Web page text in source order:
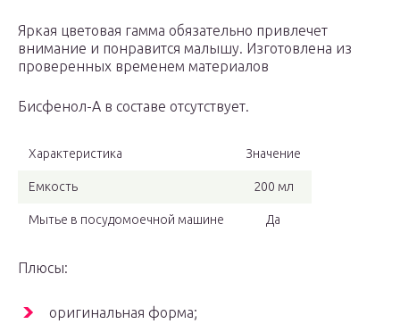
Яркая цветовая гамма обязательно привлечет
внимание и понравится малышу. Изготовлена из
проверенных временем материалов
Бисфенол-А в составе отсутствует.
Характеристика Значение
Емкость 200 мл
Мытье в посудомоечной машине Да
Плюсы:
оригинальная форма;